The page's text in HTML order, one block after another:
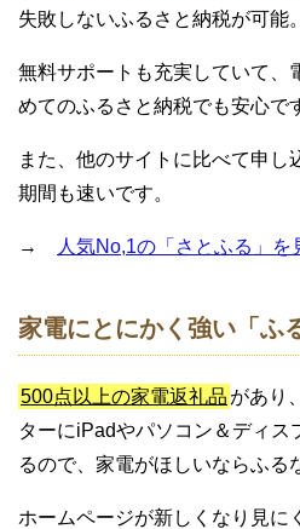
失敗しないふるさと納税が可能。
無料サポートも充実していて、
めてのふるさと納税でも安心で
また、他のサイトに比べて申し
期間も速いです。
→ 人気No,1の「さとふる」を
家電にとにかく強い「ふ
500点以上の家電返礼品 があり
ターにiPadやパソコン＆ディス
るので、家電がほしいならふる
ホームページが新しくなり見に